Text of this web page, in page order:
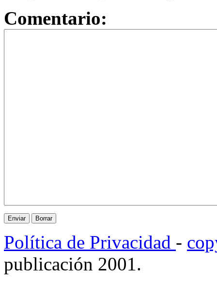
Comentario:
Política de Privacidad -
publicación 2001.